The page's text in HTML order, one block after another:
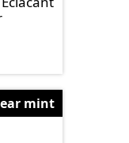
mint